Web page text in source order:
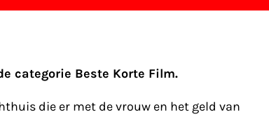
categorie Beste Korte Film.
die er met de vrouw en het geld van